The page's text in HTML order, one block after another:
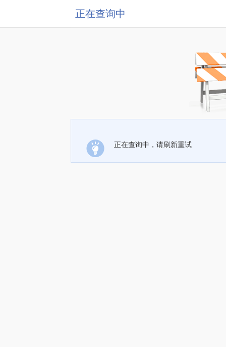
正在查询中
正在查询中，请刷新重试